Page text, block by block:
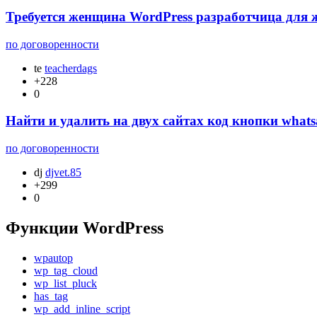
Требуется женщина WordPress разработчица для
по договоренности
te teacherdags
+228
0
Найти и удалить на двух сайтах код кнопки
по договоренности
dj djvet.85
+299
0
Функции WordPress
wpautop
wp_tag_cloud
wp_list_pluck
has_tag
wp_add_inline_script